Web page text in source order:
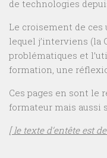
de technologies
Le croisement de
lequel j’interviens (la
problématiques et
formation, une
Ces pages en sont le
formateur mais aussi
[ le texte d’entête est